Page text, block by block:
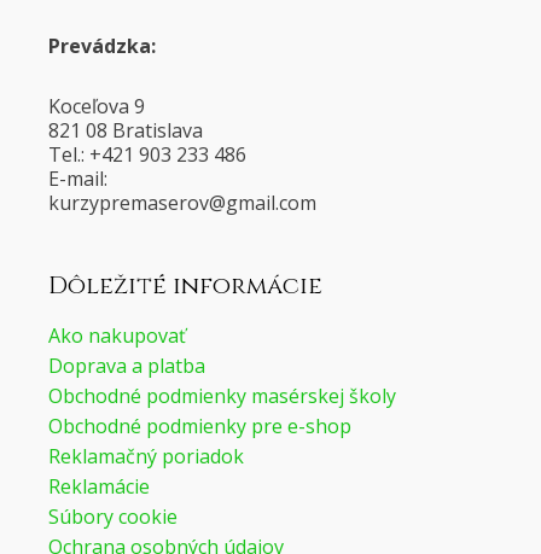
Prevádzka:
Koceľova 9
821 08 Bratislava
Tel.: +421 903 233 486
E-mail:
moc.liamg
@voresamerpyzruk
Dôležité informácie
Ako nakupovať
Doprava a platba
Obchodné podmienky masérskej školy
Obchodné podmienky pre e-shop
Reklamačný poriadok
Reklamácie
Súbory cookie
Ochrana osobných údajov